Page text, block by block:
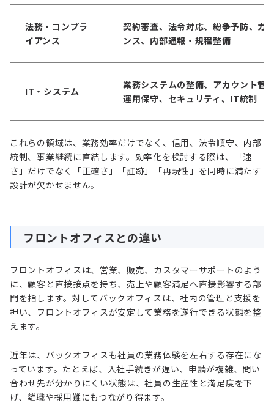
法務・コンプラ
イアンス
契約審査、法令対応、紛争予防、ガ
ンス、内部通報・規程整備
IT・システム
業務システムの整備、アカウント管
運用保守、セキュリティ、IT統制
これらの領域は、業務効率だけでなく、信用、法令順守、内部
統制、事業継続に直結します。効率化を検討する際は、「速
さ」だけでなく「正確さ」「証跡」「再現性」を同時に満たす
設計が欠かせません。
フロントオフィスとの違い
フロントオフィスは、営業、販売、カスタマーサポートのよう
に、顧客と直接接点を持ち、売上や顧客満足へ直接影響する部
門を指します。対してバックオフィスは、社内の管理と支援を
担い、フロントオフィスが安定して業務を遂行できる状態を整
えます。
近年は、バックオフィスも社員の業務体験を左右する存在にな
っています。たとえば、入社手続きが遅い、申請が複雑、問い
合わせ先が分かりにくい状態は、社員の生産性と満足度を下
げ、離職や採用難にもつながり得ます。